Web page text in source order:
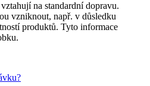
na standardní dopravu.
vzniknout, např. v důsledku
produktů. Tyto informace